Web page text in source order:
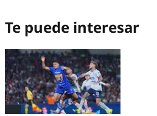
Te puede interesar